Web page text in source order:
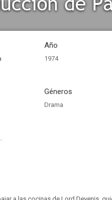
Año
1974
Géneros
Drama